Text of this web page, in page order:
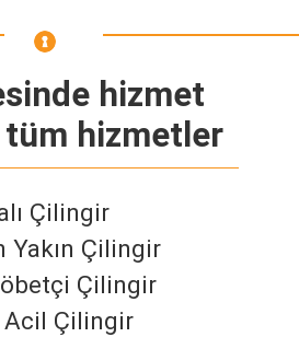
hizmet
hizmetler
Çilingir
Yakın Çilingir
Çilingir
Acil Çilingir